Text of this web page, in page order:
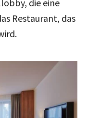
die eine
Restaurant, das